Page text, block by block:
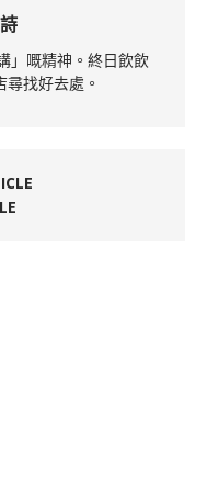
」嘅精神。終日飲飲
找好去處。